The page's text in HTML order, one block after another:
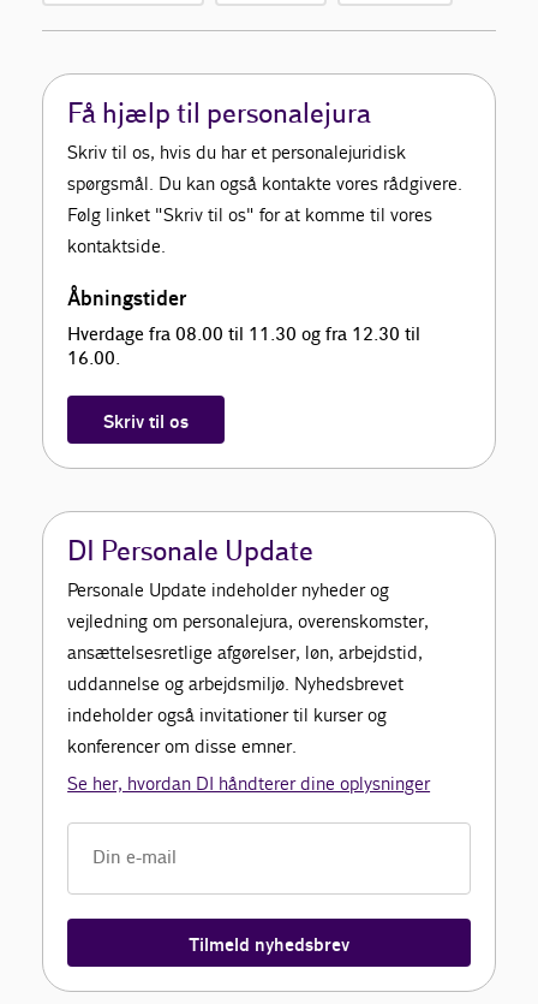
Få hjælp til personalejura
Skriv til os, hvis du har et personalejuridisk
spørgsmål. Du kan også kontakte vores rådgivere.
Følg linket "Skriv til os" for at komme til vores
kontaktside.
Åbningstider
Hverdage fra 08.00 til 11.30 og fra 12.30 til
16.00.
Skriv til os
DI Personale Update
Personale Update indeholder nyheder og
vejledning om personalejura, overenskomster,
ansættelsesretlige afgørelser, løn, arbejdstid,
uddannelse og arbejdsmiljø. Nyhedsbrevet
indeholder også invitationer til kurser og
konferencer om disse emner.
Se her, hvordan DI håndterer dine oplysninger
Tilmeld nyhedsbrev